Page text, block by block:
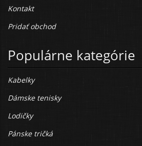
Kontakt
Pridať obchod
Populárne kategórie
Kabelky
Dámske tenisky
Lodičky
Pánske tričká